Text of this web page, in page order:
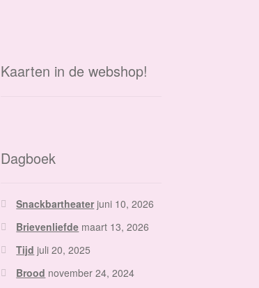
Kaarten in de webshop!
Dagboek
Snackbartheater juni 10, 2026
Brievenliefde maart 13, 2026
Tijd juli 20, 2025
Brood november 24, 2024